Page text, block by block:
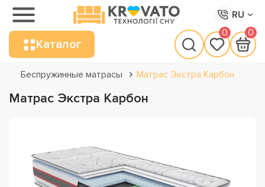
RU
Каталог
0 0
Беспружинные матрасы Матрас Экстра Карбон
Матрас Экстра Карбон